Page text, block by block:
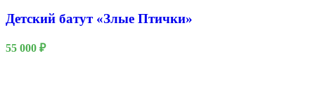
Детский батут «Злые Птички»
55 000 ₽